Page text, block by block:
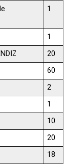
1
1
20
60
2
1
10
20
18